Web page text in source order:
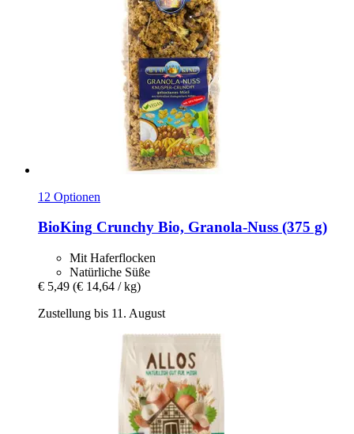
12 Optionen
BioKing Crunchy Bio, Granola-​Nuss (375 g)
Mit Haferflocken
Natürliche Süße
€ 5,49 (€ 14,64 / kg)
Zustellung bis 11. August